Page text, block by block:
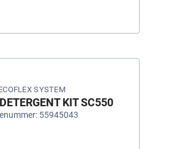
SYSTEM
KIT SC550
55945043